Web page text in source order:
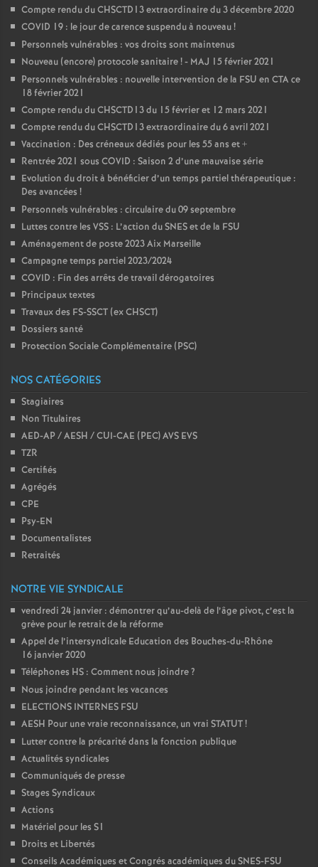
Compte rendu du CHSCTD13 extraordinaire du 3 décembre 2020
COVID 19 : le jour de carence suspendu à nouveau!
Personnels vulnérables : vos droits sont maintenus
Nouveau (encore) protocole sanitaire! - MAJ 15 février 2021
Personnels vulnérables : nouvelle intervention de la FSU en CTA ce
18 février 2021
Compte rendu du CHSCTD13 du 15 février et 12 mars 2021
Compte rendu du CHSCTD13 extraordinaire du 6 avril 2021
Vaccination : Des créneaux dédiés pour les 55 ans et +
Rentrée 2021 sous COVID : Saison 2 d’une mauvaise série
Evolution du droit à bénéficier d’un temps partiel thérapeutique :
Des avancées !
Personnels vulnérables : circulaire du 09 septembre
Luttes contre les VSS : L’action du SNES et de la FSU
Aménagement de poste 2023 Aix Marseille
Campagne temps partiel 2023/2024
COVID : Fin des arrêts de travail dérogatoires
Principaux textes
Travaux des FS-SSCT (ex CHSCT)
Dossiers santé
Protection Sociale Complémentaire (PSC)
NOS CATÉGORIES
Stagiaires
Non Titulaires
AED-AP / AESH / CUI-CAE (PEC) AVS EVS
TZR
Certifiés
Agrégés
CPE
Psy-EN
Documentalistes
Retraités
NOTRE VIE SYNDICALE
vendredi 24 janvier : démontrer qu’au-delà de l’âge pivot, c’est la
grève pour le retrait de la réforme
Appel de l’intersyndicale Education des Bouches-du-Rhône
16 janvier 2020
Téléphones HS : Comment nous joindre?
Nous joindre pendant les vacances
ELECTIONS INTERNES FSU
AESH Pour une vraie reconnaissance, un vrai STATUT!
Lutter contre la précarité dans la fonction publique
Actualités syndicales
Communiqués de presse
Stages Syndicaux
Actions
Matériel pour les S1
Droits et Libertés
Conseils Académiques et Congrés académiques du SNES-FSU